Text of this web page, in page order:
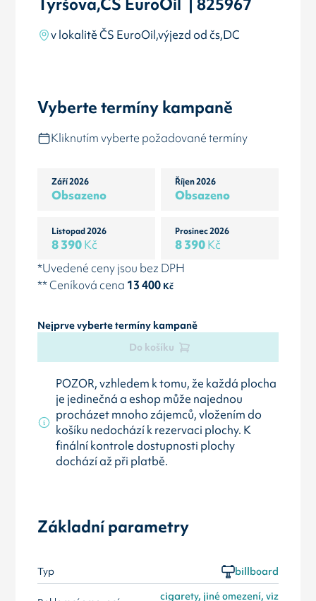
Tyršova,ČS EuroOil | 825967
v lokalitě ČS EuroOil,výjezd od čs,DC
Vyberte termíny kampaně
Kliknutím vyberte požadované termíny
Září 2026
Obsazeno
Říjen 2026
Obsazeno
Listopad 2026
8 390Kč
Prosinec 2026
8 390Kč
*Uvedené ceny jsou bez DPH
** Ceníková cena 13 400Kč
Nejprve vyberte termíny kampaně
Do košíku
POZOR, vzhledem k tomu, že každá plocha
je jedinečná a eshop může najednou
procházet mnoho zájemců, vložením do
košíku nedochází k rezervaci plochy. K
finální kontrole dostupnosti plochy
dochází až při platbě.
Základní parametry
Typ billboard
cigarety, jiné omezení, viz